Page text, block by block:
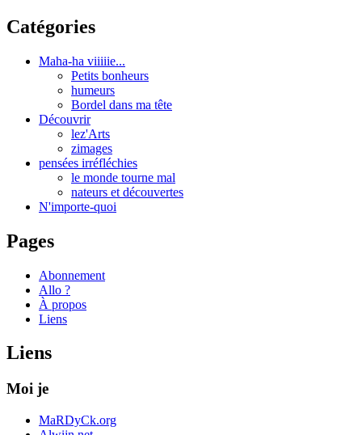
Catégories
Maha-ha viiiiie...
Petits bonheurs
humeurs
Bordel dans ma tête
Découvrir
lez'Arts
zimages
pensées irréfléchies
le monde tourne mal
nateurs et découvertes
N'importe-quoi
Pages
Abonnement
Allo ?
À propos
Liens
Liens
Moi je
MaRDyCk.org